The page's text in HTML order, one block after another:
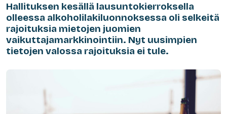
Hallituksen kesällä lausuntokierroksella
olleessa alkoholilakiluonnoksessa oli selkeitä
rajoituksia mietojen juomien
vaikuttajamarkkinointiin. Nyt uusimpien
tietojen valossa rajoituksia ei tule.